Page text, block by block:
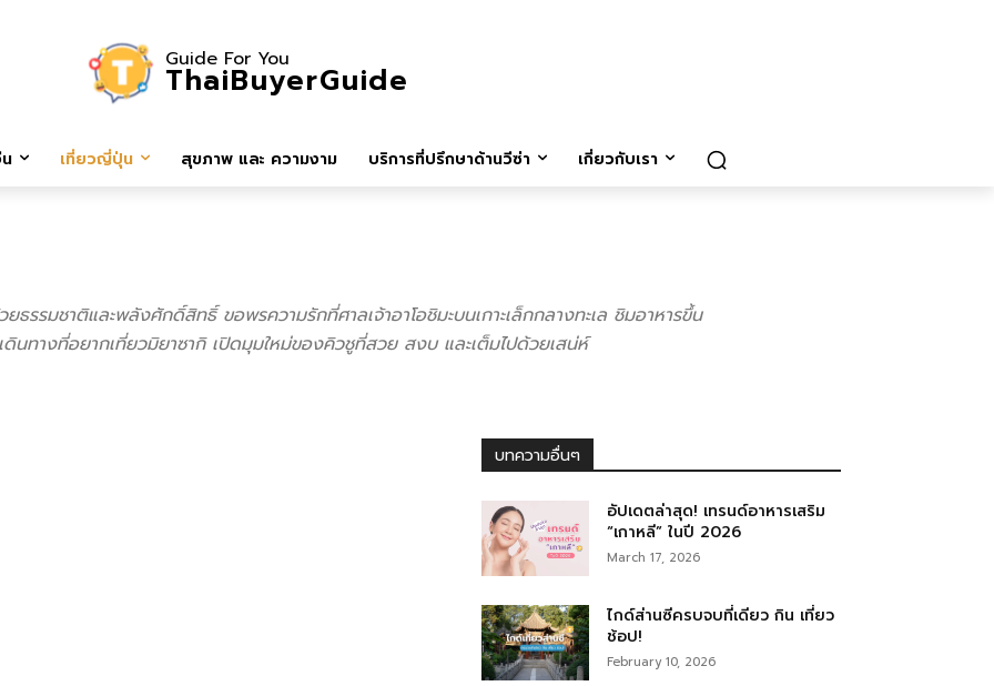
Guide For You
ThaiBuyerGuide
เที่ยวญี่ปุ่น สุขภาพ และ ความงาม บริการที่ปรึกษาด้านวีซ่า เกี่ยวกับเรา
รรมชาติและพลังศักดิ์สิทธิ์ ขอพรความรักที่ศาลเจ้าอาโอชิมะบนเกาะเล็กกลางทะเล ชิมอาหารขึ้น
นทางที่อยากเที่ยวมิยาซากิ เปิดมุมใหม่ของคิวชูที่สวย สงบ และเต็มไปด้วยเสน่ห์
บทความอื่นๆ
อัปเดตล่าสุด! เทรนด์อาหารเสริม
“เกาหลี” ในปี 2026
March 17, 2026
ไกด์ส่านซีครบจบที่เดียว กิน เที่ยว
ช้อป!
February 10, 2026